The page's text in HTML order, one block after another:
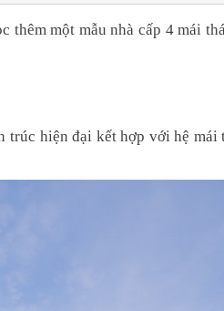
thêm một mẫu nhà cấp 4 mái
hiện đại kết hợp với hệ